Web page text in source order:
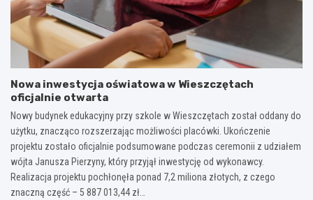
Nowa inwestycja oświatowa w Wieszczętach
oficjalnie otwarta
Nowy budynek edukacyjny przy szkole w Wieszczętach został oddany do
użytku, znacząco rozszerzając możliwości placówki. Ukończenie
projektu zostało oficjalnie podsumowane podczas ceremonii z udziałem
wójta Janusza Pierzyny, który przyjął inwestycję od wykonawcy.
Realizacja projektu pochłonęła ponad 7,2 miliona złotych, z czego
znaczną część – 5 887 013,44 zł…